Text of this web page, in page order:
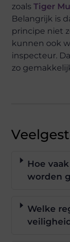
zoalsTiger
Belangrijk is
principe niet
kunnen ook
inspecteur.
zo
Hoe
worden
Welke